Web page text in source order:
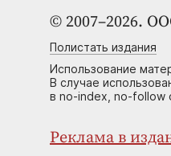
© 2007–2026.
Полистать издания
Использование
В случае
в no-index, no-follow
Реклама в